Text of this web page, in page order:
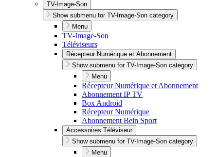
TV-Image-Son
Show submenu for TV-Image-Son category
Menu
TV-Image-Son
Téléviseurs
Récepteur Numérique et Abonnement
Show submenu for TV-Image-Son category
Menu
Récepteur Numérique et Abonnement
Abonnement IP TV
Box Android
Récepteur Numérique
Abonnement Bein Sport
Accessoires Téléviseur
Show submenu for TV-Image-Son category
Menu